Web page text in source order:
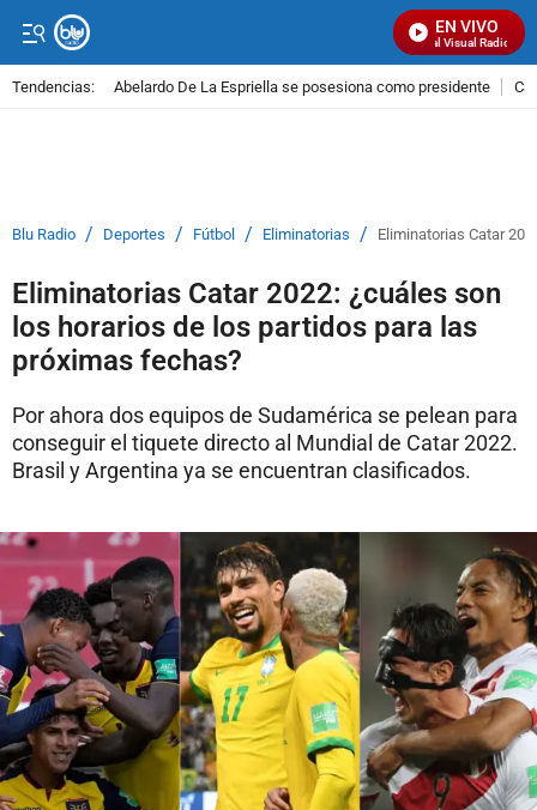
EN VIVO
Señal Visual Radio
Tendencias: Abelardo De La Espriella se posesiona como presidente
Blu Radio / Deportes / Fútbol / Eliminatorias / Eliminatorias Catar
Eliminatorias Catar 2022: ¿cuáles son
los horarios de los partidos para las
próximas fechas?
Por ahora dos equipos de Sudamérica se pelean para
conseguir el tiquete directo al Mundial de Catar 2022.
Brasil y Argentina ya se encuentran clasificados.